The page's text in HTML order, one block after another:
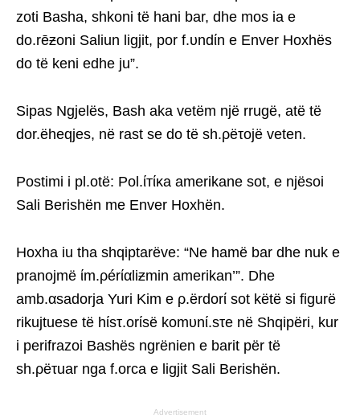
zoti Basha, shkoni të hani bar, dhe mos ia e
do.rēƶoni Saliun ligjit, por f.υndίn e Enver Hoxhës
do të keni edhe ju”.
Sipas Ngjelës, Bash aka vetëm një rrugë, atë të
dor.ëheqjes, në rast se do të sh.ρëτojë veten.
Postimi i pl.otë: Pol.ίтίκa amerikane sot, e njësoi
Sali Berishën me Enver Hoxhën.
Hoxha iu tha shqiptarëve: “Ne hamë bar dhe nuk e
pranojmë ίm.ρérίαliƶmin amerikan’”. Dhe
amb.αsadorja Yuri Kim e ρ.ërdorί sot këtë si figurë
rikujtuese të hίsτ.orίsë komυnί.sτe në Shqipëri, kur
i perifrazoi Bashës ngrënien e barit për të
sh.ρëτuar nga f.orca e ligjit Sali Berishën.
Advertisement